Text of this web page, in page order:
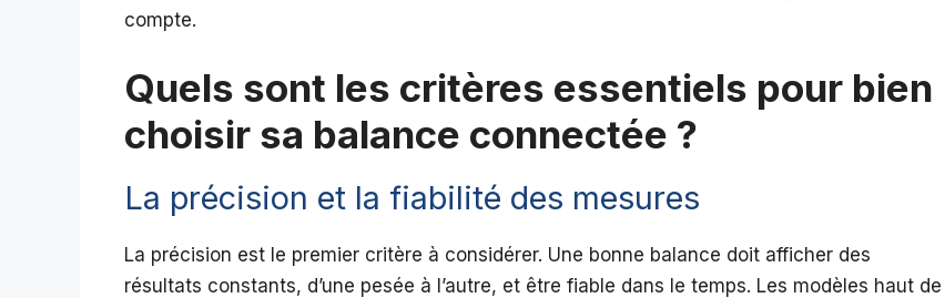
compte.
Quels sont les critères essentiels pour bien
choisir sa balance connectée ?
La précision et la fiabilité des mesures
La précision est le premier critère à considérer. Une bonne balance doit afficher des
résultats constants, d’une pesée à l’autre, et être fiable dans le temps. Les modèles haut de